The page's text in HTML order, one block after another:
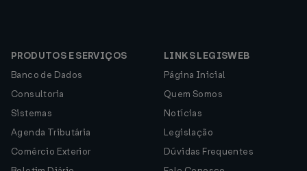
PRODUTOS E SERVIÇOS
Banco de Dados
Consultoria
Sistemas
Agenda Tributária
Comércio Exterior
LINKS LEGISWEB
Página Inicial
Quem Somos
Notícias
Legislação
Dúvidas Frequentes